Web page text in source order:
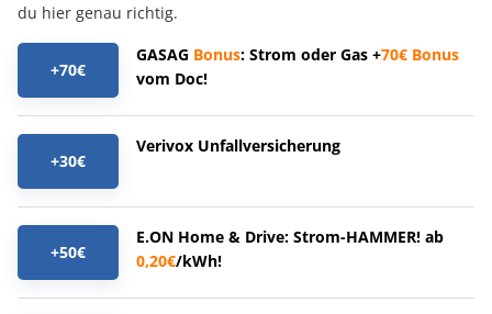
du hier genau richtig.
+70€
GASAG Bonus: Strom oder Gas +70€ Bonus
vom Doc!
+30€
Verivox Unfallversicherung
+50€
E.ON Home & Drive: Strom-HAMMER! ab
0,20€/kWh!